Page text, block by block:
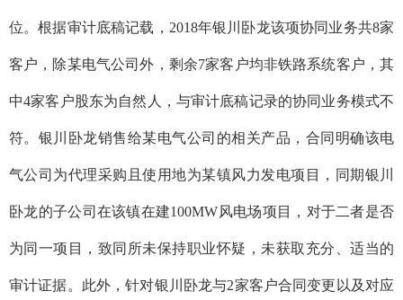
位。根据审计底稿记载， 2018年银川卧龙该项协同业务共8家
客户，除某电气公司外，剩余7家客户均非铁路系统客户，其
中4家客户股东为自然人，与审计底稿记录的协同业务模式不
符。 银川卧龙销售给某电气公司的相关产品，合同明确该电
气公司为代理采购且使用地为某镇风力发电项目，同期银川
卧龙的子公司在该镇在建100MW风电场项目，对于二者是否
为同一项目，致同所未保持职业怀疑，未获取充分、适当的
审计证据。此外，针对银川卧龙与2家客户合同变更以及对应